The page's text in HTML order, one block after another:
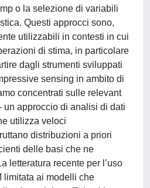
o la selezione di variabili
Questi approcci sono,
utilizzabili in contesti in cui
di stima, in particolare
dagli strumenti sviluppati
sensing in ambito di
concentrati sulle relevant
un approccio di analisi di dati
utilizza veloci
distribuzioni a priori
delle basi che ne
letteratura recente per l’uso
limitata ai modelli che